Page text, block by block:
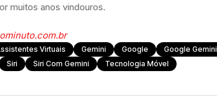
muitos anos vindouros.
Virtuais Gemini Google Google Gemini
Siri Siri Com Gemini Tecnologia Móvel